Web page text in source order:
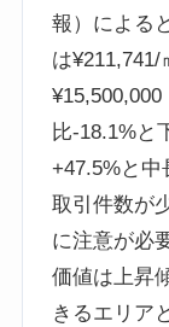
報）による
は¥211,741/
比-18.1%と
+47.5%と中
取引件数が
に注意が必
価値は上昇
きるエリア